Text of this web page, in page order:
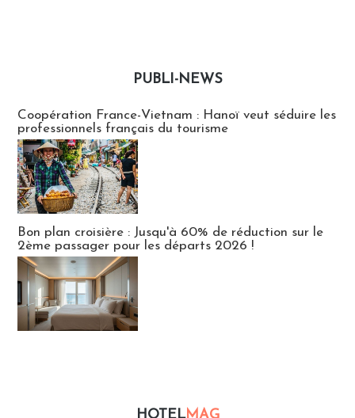
PUBLI-NEWS
Coopération France-Vietnam : Hanoï veut séduire les
professionnels français du tourisme
Bon plan croisière : Jusqu'à 60% de réduction sur le
2ème passager pour les départs 2026 !